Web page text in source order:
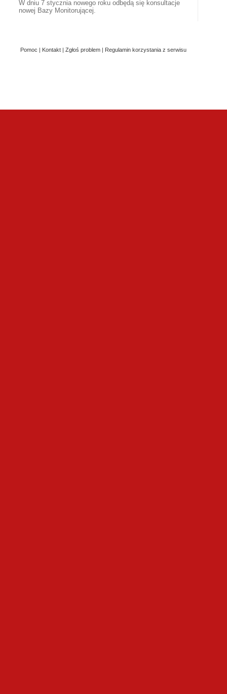
W dniu 7 stycznia nowego roku odbędą się konsultacje
nowej Bazy Monitorującej.
Pomoc | Kontakt | Zgłoś problem | Regulamin korzystania z serwisu